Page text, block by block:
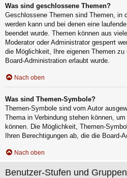
Was sind geschlossene Themen?
Geschlossene Themen sind Themen, in
werden kann und bei denen eine
beendet wurde. Themen können aus
Moderator oder Administrator gesperrt
die Möglichkeit, Ihre eigenen Themen
Board-Administration erlaubt wurde.
Nach oben
Was sind Themen-Symbole?
Themen-Symbole sind vom Autor
Thema in Verbindung stehen können,
können. Die Möglichkeit, Themen-
Ihren Berechtigungen ab, die die Board-
Nach oben
Benutzer-Stufen und Gruppen